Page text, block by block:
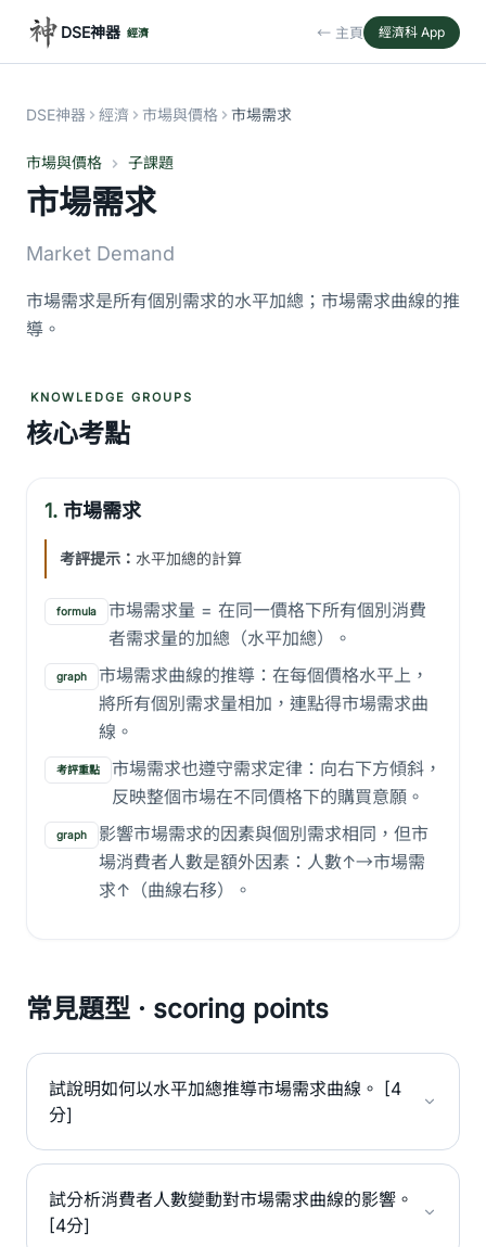
DSE神器 經濟 ← 主頁 經濟科 App
DSE神器 經濟 市場與價格 市場需求
市場與價格 子課題
市場需求
Market Demand
市場需求是所有個別需求的水平加總；市場需求曲線的推
導。
KNOWLEDGE GROUPS
核心考點
1. 市場需求
考評提示： 水平加總的計算
formula
市場需求量 = 在同一價格下所有個別消費
者需求量的加總（水平加總）。
graph
市場需求曲線的推導：在每個價格水平上，
將所有個別需求量相加，連點得市場需求曲
線。
考評重點
市場需求也遵守需求定律：向右下方傾斜，
反映整個市場在不同價格下的購買意願。
graph
影響市場需求的因素與個別需求相同，但市
場消費者人數是額外因素：人數↑→市場需
求↑（曲線右移）。
常見題型 · scoring points
試說明如何以水平加總推導市場需求曲線。 [4
分]
試分析消費者人數變動對市場需求曲線的影響。
[4分]